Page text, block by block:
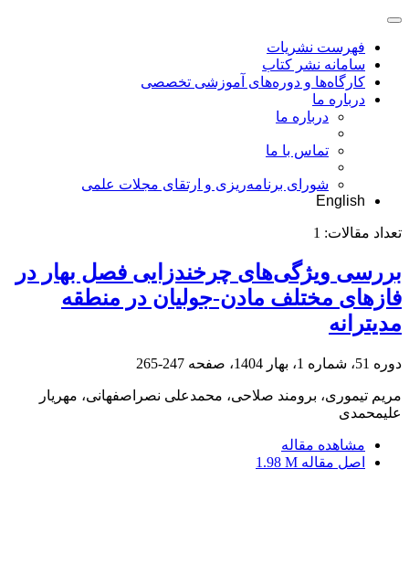
فهرست نشریات
سامانه نشر کتاب
کارگاه‌ها و دوره‌های آموزشی تخصصی
درباره ما
درباره ما
تماس با ما
شورای برنامه‌ریزی و ارتقای مجلات علمی
English
تعداد مقالات: 1
بررسی ویژگی‌های چرخندزایی فصل بهار در
فازهای مختلف مادن-جولیان در منطقه
مدیترانه
دوره 51، شماره 1، بهار 1404، صفحه 247-265
مریم تیموری، برومند صلاحی، محمدعلی نصراصفهانی، مهریار
علیمحمدی
مشاهده مقاله
اصل مقاله 1.98 M